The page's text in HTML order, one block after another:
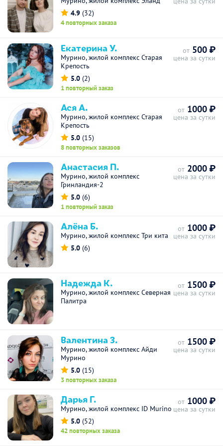
4.9 (32)
4 повторных заказа
Екатерина У.
Мурино, жилой комплекс Старая
Крепость
5.0 (2)
1 повторный заказ
от 500 ₽
цена за сутки
Ася А.
Мурино, жилой комплекс Старая
Крепость
5.0 (15)
8 повторных заказов
от 1000 ₽
цена за сутки
Анастасия П.
Мурино, жилой комплекс
Гринландия-2
5.0 (6)
1 повторный заказ
от 2000 ₽
цена за сутки
Алёна Б.
Мурино, жилой комплекс Три кита
5.0 (6)
от 1000 ₽
цена за сутки
Надежда К.
Мурино, жилой комплекс Северная
Палитра
от 1500 ₽
цена за сутки
Валентина З.
Мурино, жилой комплекс Айди
Мурино
5.0 (15)
3 повторных заказа
от 1500 ₽
цена за сутки
Дарья Г.
Мурино, жилой комплекс ID Murino
5.0 (52)
42 повторных заказа
от 1000 ₽
цена за сутки